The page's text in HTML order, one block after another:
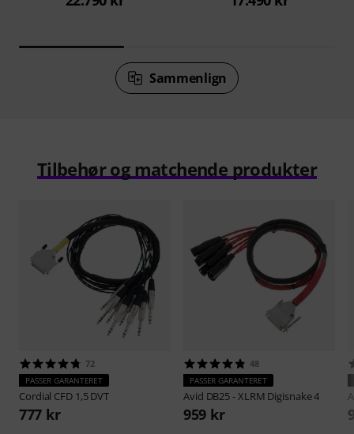
Sammenlign
Tilbehør og matchende produkter
72
PASSER GARANTERET
Cordial CFD 1,5 DVT
777 kr
48
PASSER GARANTERET
Avid DB25 - XLRM Digisnake 4
959 kr